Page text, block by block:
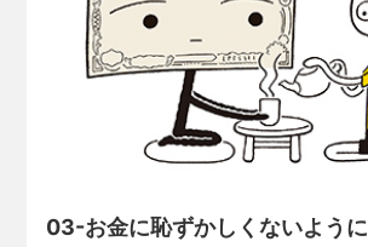
03-お金に恥ずかしくないように